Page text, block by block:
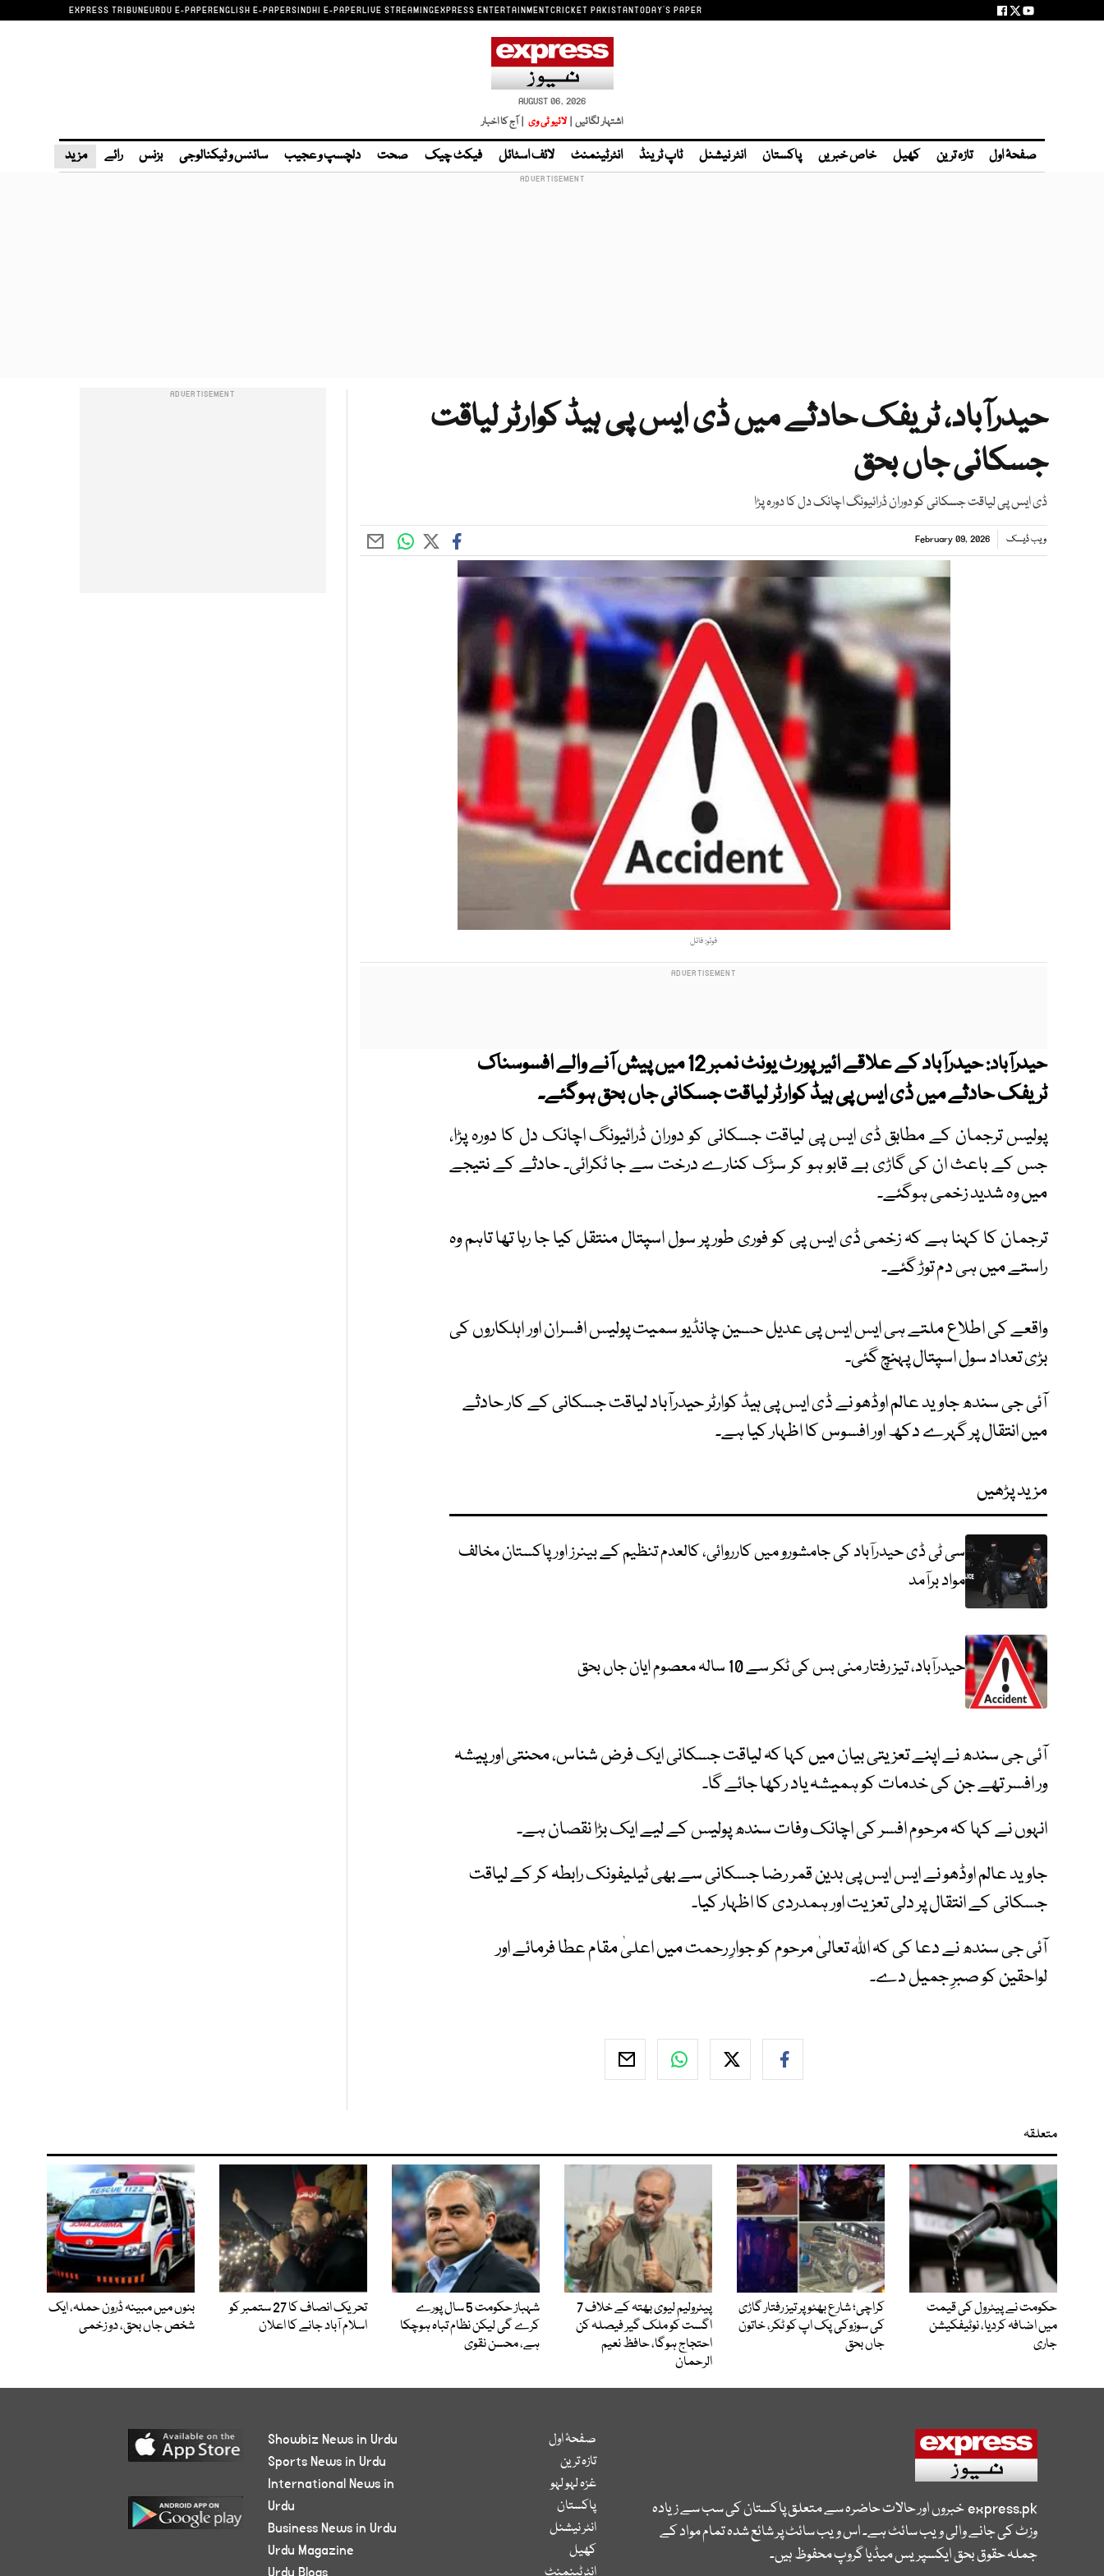
EXPRESS TRIBUNEURDU E-PAPERENGLISH E-PAPERSINDHI E-PAPERLIVE STREAMINGEXPRESS ENTERTAINMENTCRICKET PAKISTANTODAY'S PAPER
AUGUST 06, 2026
اشتہار لگائیں | لائیو ٹی وی | آج کا اخبار
صفحۂ اول تازہ ترین کھیل خاص خبریں پاکستان انٹر نیشنل ٹاپ ٹرینڈ انٹرٹینمنٹ لائف اسٹائل فیکٹ چیک صحت دلچسپ و عجیب سائنس و ٹیکنالوجی بزنس رائے مزید
حیدرآباد، ٹریفک حادثے میں ڈی ایس پی ہیڈ کوارٹر لیاقت
جسکانی جاں بحق
ڈی ایس پی لیاقت جسکانی کو دوران ڈرائیونگ اچانک دل کا دورہ پڑا
ویب ڈیسک February 09, 2026
فوٹو: فائل
حیدرآباد:
حیدرآباد کے علاقے ائیرپورٹ یونٹ نمبر 12 میں پیش آنے والے افسوسناک
ٹریفک حادثے میں ڈی ایس پی ہیڈ کوارٹر لیاقت جسکانی جاں بحق ہوگئے۔
پولیس ترجمان کے مطابق ڈی ایس پی لیاقت جسکانی کو دوران ڈرائیونگ اچانک دل کا دورہ پڑا،
جس کے باعث ان کی گاڑی بے قابو ہو کر سڑک کنارے درخت سے جا ٹکرائی۔ حادثے کے نتیجے
میں وہ شدید زخمی ہوگئے۔
ترجمان کا کہنا ہے کہ زخمی ڈی ایس پی کو فوری طور پر سول اسپتال منتقل کیا جا رہا تھا تاہم وہ
راستے میں ہی دم توڑ گئے۔
واقعے کی اطلاع ملتے ہی ایس ایس پی عدیل حسین چانڈیو سمیت پولیس افسران اور اہلکاروں کی
بڑی تعداد سول اسپتال پہنچ گئی۔
آئی جی سندھ جاوید عالم اوڈھو نے ڈی ایس پی ہیڈ کوارٹر حیدرآباد لیاقت جسکانی کے کار حادثے
میں انتقال پر گہرے دکھ اور افسوس کا اظہار کیا ہے۔
مزید پڑھیں
سی ٹی ڈی حیدرآباد کی جامشورو میں کارروائی، کالعدم تنظیم کے بینرز اور پاکستان مخالف
مواد برآمد
حیدرآباد، تیز رفتار منی بس کی ٹکر سے 10 سالہ معصوم ایان جاں بحق
آئی جی سندھ نے اپنے تعزیتی بیان میں کہا کہ لیاقت جسکانی ایک فرض شناس، محنتی اور پیشہ
ور افسر تھے جن کی خدمات کو ہمیشہ یاد رکھا جائے گا۔
انہوں نے کہا کہ مرحوم افسر کی اچانک وفات سندھ پولیس کے لیے ایک بڑا نقصان ہے۔
جاوید عالم اوڈھو نے ایس ایس پی بدین قمر رضا جسکانی سے بھی ٹیلیفونک رابطہ کر کے لیاقت
جسکانی کے انتقال پر دلی تعزیت اور ہمدردی کا اظہار کیا۔
آئی جی سندھ نے دعا کی کہ اللہ تعالیٰ مرحوم کو جوارِ رحمت میں اعلیٰ مقام عطا فرمائے اور
لواحقین کو صبرِ جمیل دے۔
متعلقہ
حکومت نے پیٹرول کی قیمت
میں اضافہ کردیا، نوٹیفکیشن
جاری
کراچی؛ شارع بھٹو پر تیز رفتار گاڑی
کی سوزوکی پک اپ کو ٹکر، خاتون
جاں بحق
پیٹرولیم لیوی بھتہ کے خلاف 7
اگست کو ملک گیر فیصلہ کن
احتجاج ہوگا، حافظ نعیم
الرحمان
شہباز حکومت 5 سال پورے
کرے گی لیکن نظام تباہ ہوچکا
ہے، محسن نقوی
تحریک انصاف کا 27 ستمبر کو
اسلام آباد جانے کا اعلان
بنوں میں مبینہ ڈرون حملہ، ایک
شخص جاں بحق، دو زخمی
express.pkخبروں اور حالات حاضرہ سے متعلق پاکستان کی سب سے زیادہ
وزٹ کی جانے والی ویب سائٹ ہے۔ اس ویب سائٹ پر شائع شدہ تمام مواد کے
جملہ حقوق بحق ایکسپریس میڈیا گروپ محفوظ ہیں۔
صفحۂ اول
تازہ ترین
غزہ لہو لہو
پاکستان
انٹر نیشنل
کھیل
Showbiz News in Urdu
Sports News in Urdu
International News in
Urdu
Business News in Urdu
Urdu Magazine